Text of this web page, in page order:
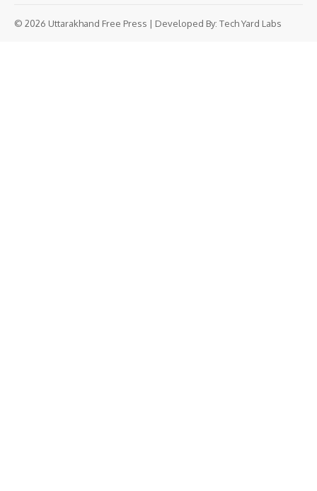
© 2026 Uttarakhand Free Press | Developed By: Tech Yard Labs